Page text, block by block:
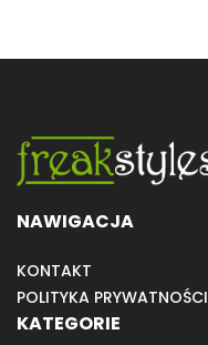
NAWIGACJA
KONTAKT
POLITYKA PRYWATNOŚCI
KATEGORIE